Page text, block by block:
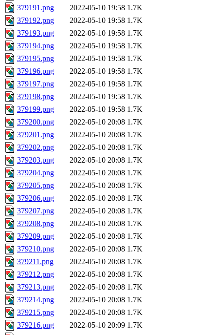
379191.png
2022-05-10 19:58 1.7K
379192.png
2022-05-10 19:58 1.7K
379193.png
2022-05-10 19:58 1.7K
379194.png
2022-05-10 19:58 1.7K
379195.png
2022-05-10 19:58 1.7K
379196.png
2022-05-10 19:58 1.7K
379197.png
2022-05-10 19:58 1.7K
379198.png
2022-05-10 19:58 1.7K
379199.png
2022-05-10 19:58 1.7K
379200.png
2022-05-10 20:08 1.7K
379201.png
2022-05-10 20:08 1.7K
379202.png
2022-05-10 20:08 1.7K
379203.png
2022-05-10 20:08 1.7K
379204.png
2022-05-10 20:08 1.7K
379205.png
2022-05-10 20:08 1.7K
379206.png
2022-05-10 20:08 1.7K
379207.png
2022-05-10 20:08 1.7K
379208.png
2022-05-10 20:08 1.7K
379209.png
2022-05-10 20:08 1.7K
379210.png
2022-05-10 20:08 1.7K
379211.png
2022-05-10 20:08 1.7K
379212.png
2022-05-10 20:08 1.7K
379213.png
2022-05-10 20:08 1.7K
379214.png
2022-05-10 20:08 1.7K
379215.png
2022-05-10 20:08 1.7K
379216.png
2022-05-10 20:09 1.7K